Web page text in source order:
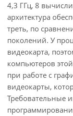
4,3 ГГц, 8
архитектура
треть, по
поколений. У
видеокарта,
компьютеров
при работе с
видеокарты,
Требовательные